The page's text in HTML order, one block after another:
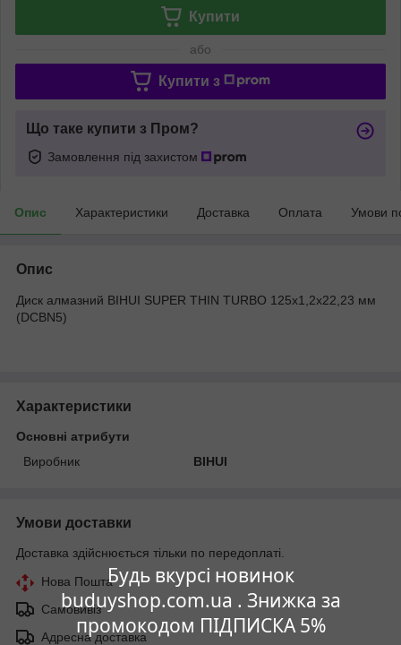
Будь вкурсі новинок
buduyshop.com.ua . Знижка за
промокодом ПІДПИСКА 5%
Купити
або
Купити з
Що таке купити з Пром?
Замовлення під захистом
Опис Характеристики Доставка Оплата Умови
Опис
Диск алмазний BIHUI SUPER THIN TURBO 125x1,2x22,23 мм
(DCBN5)
Характеристики
Основні атрибути
Виробник
BIHUI
Умови доставки
Доставка здійснюється тільки по передоплаті.
Нова Пошта
Самовивіз
Адресна доставка